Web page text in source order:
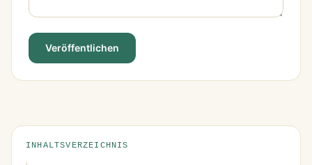
Veröffentlichen
INHALTSVERZEICHNIS